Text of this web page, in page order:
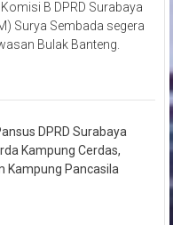
B DPRD Surabaya
Surya Sembada segera
Bulak Banteng.
DPRD Surabaya
Kampung Cerdas,
Kampung Pancasila